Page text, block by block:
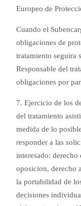
Europeo de
Cuando el
obligaciones de
tratamiento seguira
Responsable del
obligaciones por
7. Ejercicio de los
del tratamiento
medida de lo
responder a las
interesado:
oposicion, derecho
la portabilidad de
decisiones